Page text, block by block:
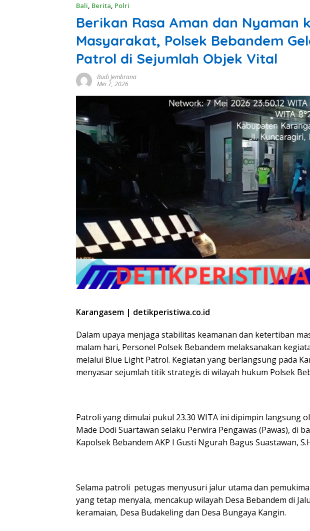
Bali, Berita, Polri
Berikan Rasa Aman dan Nyaman
Masyarakat, Polsek Bebandem
Patrol di Sejumlah Objek Vital
Budi Jembrana
Mei 7, 2026
Karangasem | detikperistiwa.co.id
Dalam upaya menjaga stabilitas keamanan dan ketertiban
malam hari, Personel Polsek Bebandem melaksanakan
melalui Blue Light Patrol. Kegiatan yang berlangsung pada
menyasar sejumlah titik strategis di wilayah hukum Polsek
Patroli yang dimulai pukul 23.30 WITA ini dipimpin langsung
Made Dodi Suartawan selaku Perwira Pengawas (Pawas), di
Kapolsek Bebandem AKP I Gusti Ngurah Bagus Suastawan,
Selama patroli petugas menyusuri jalur utama dan
yang tetap menyala, mencakup wilayah Desa Bebandem di
keramaian, Desa Budakeling dan Desa Bungaya Kangin.